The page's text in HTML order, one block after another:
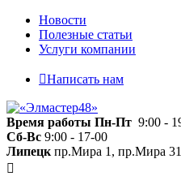
Новости
Полезные статьи
Услуги компании
Написать нам
Время работы Пн-Пт 9:00 -
Сб-Вс 9:00 - 17-00
Липецк пр.Мира 1, пр.Мира